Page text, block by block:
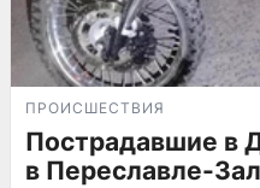
ПРОИСШЕСТВИЯ
Пострадавшие в
в Переславле-